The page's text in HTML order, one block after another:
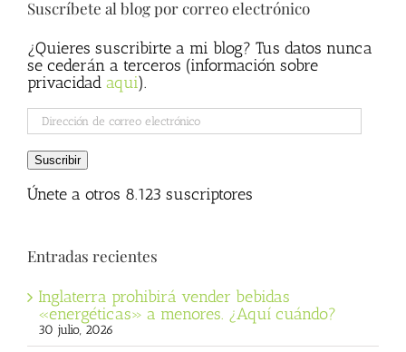
Suscríbete al blog por correo electrónico
¿Quieres suscribirte a mi blog? Tus datos nunca
se cederán a terceros (información sobre
privacidad aqui).
Dirección
de
correo
electrónico
Suscribir
Únete a otros 8.123 suscriptores
Entradas recientes
Inglaterra prohibirá vender bebidas
«energéticas» a menores. ¿Aquí cuándo?
30 julio, 2026